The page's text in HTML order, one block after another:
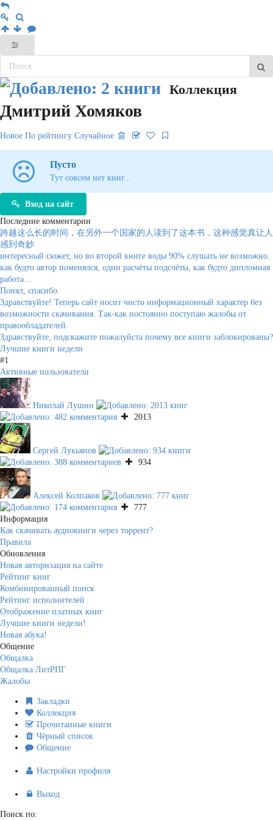
Коллекция
Дмитрий Хомяков
Новое По рейтингу Случайное
Пусто
Тут совсем нет книг...
Вход на сайт
Последние комментарии
跨越这么长的时间，在另外一个国家的人读到了这本书，这种感觉真让人
感到奇妙
интересный сюжет, но во второй книге воды 90% слушать не возможно.
как будто автор поменялся, одни расчёты подсчёты, как будто дипломная
работа...
Понял, спасибо.
Здравствуйте! Теперь сайт носит чисто информационный характер без
возможности скачивания. Так-как постоянно поступаю жалобы от
правообладателей.
Здравствуйте, подскажите пожалуйста почему все книги заблокированы?
Лучшие книги недели
#1
Активные пользователи
Николай Лушин
2013
Сергей Лукьянов
934
Алексей Колпаков
777
Информация
Как скачивать аудиокниги через торрент?
Правила
Обновления
Новая авторизация на сайте
Рейтинг книг
Комбинированный поиск
Рейтинг исполнителей
Отображение платных книг
Лучшие книги недели!
Новая абука!
Общение
Общалка
Общалка ЛитРПГ
Жалобы
Закладки
Коллекция
Прочитанные книги
Чёрный список
Общение
Настройки профиля
Выход
Поиск по: